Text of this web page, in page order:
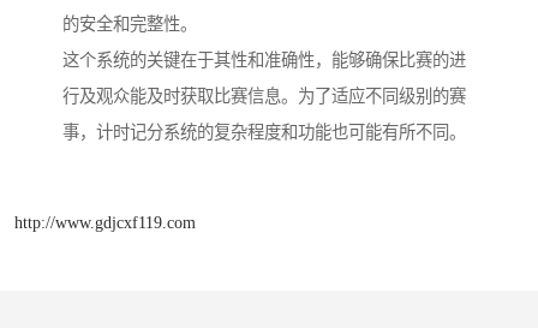
的安全和完整性。
这个系统的关键在于其性和准确性，能够确保比赛的进
行及观众能及时获取比赛信息。为了适应不同级别的赛
事，计时记分系统的复杂程度和功能也可能有所不同。
http://www.gdjcxf119.com